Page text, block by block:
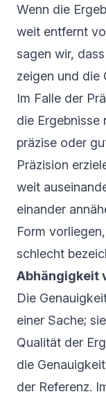
Wenn die
weit entfernt
sagen wir,
zeigen und die
Im Falle der
die Ergebnisse
präzise oder
Präzision
weit
einander
Form
schlecht
Abhängigkeit
Die
einer Sache;
Qualität der
die
der Referenz.